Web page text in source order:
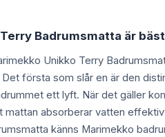
Badrumsmatta är
Unikko Terry
första som slår en är den
ett lyft. När det gäller
absorberar vatten
känns Marimekko